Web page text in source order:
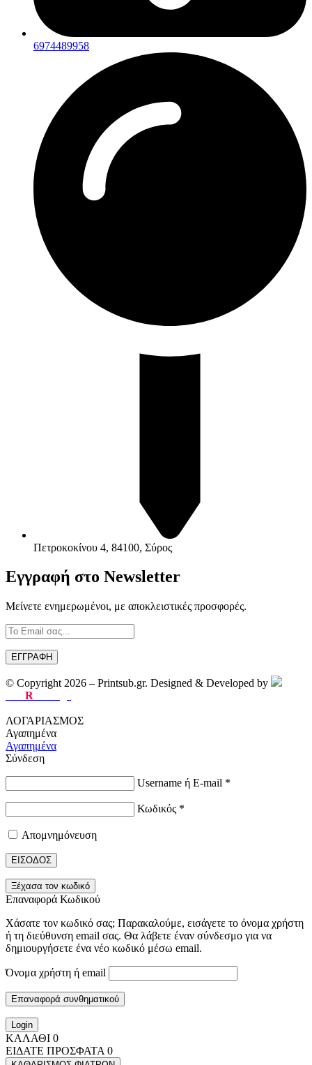
6974489958
Πετροκοκίνου 4, 84100, Σύρος
Εγγραφή στο Newsletter
Μείνετε ενημερωμένοι, με αποκλειστικές προσφορές.
© Copyright 2026 – Printsub.gr. Designed & Developed by
R
ΛΟΓΑΡΙΑΣΜΟΣ
Αγαπημένα
Αγαπημένα
Σύνδεση
Username ή E-mail *
Κωδικός *
Απομνημόνευση
ΕΙΣΟΔΟΣ
Ξέχασα τον κωδικό
Επαναφορά Κωδικού
Χάσατε τον κωδικό σας; Παρακαλούμε, εισάγετε το όνομα χρήστη
ή τη διεύθυνση email σας. Θα λάβετε έναν σύνδεσμο για να
δημιουργήσετε ένα νέο κωδικό μέσω email.
Όνομα χρήστη ή email
Επαναφορά συνθηματικού
Login
ΚΑΛΑΘΙ 0
ΕΙΔΑΤΕ ΠΡΟΣΦΑΤΑ 0